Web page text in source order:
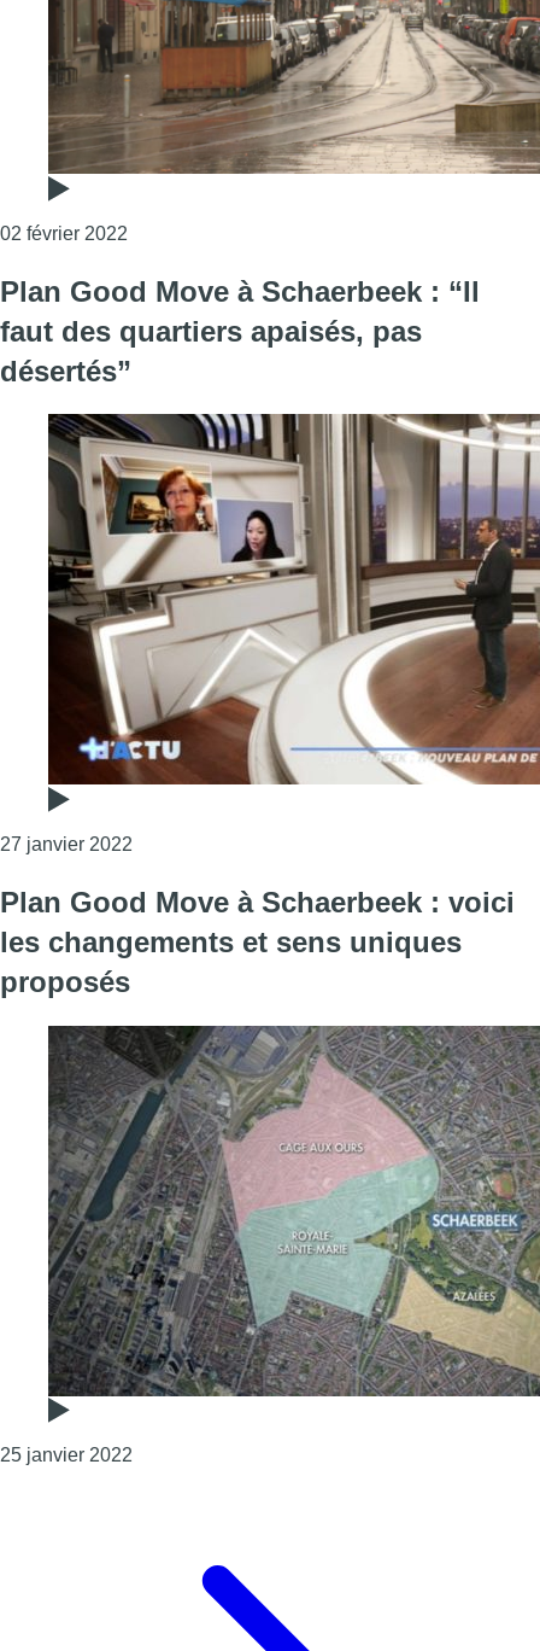
02 février 2022
Plan Good Move à Schaerbeek : “Il
faut des quartiers apaisés, pas
désertés”
27 janvier 2022
Plan Good Move à Schaerbeek : voici
les changements et sens uniques
proposés
25 janvier 2022